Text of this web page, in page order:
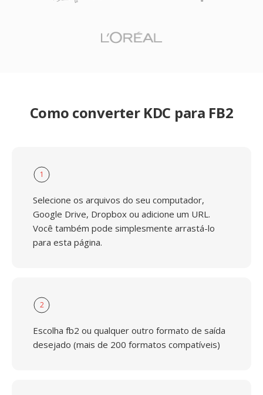
Como converter KDC para FB2
1
Selecione os arquivos do seu computador,
Google Drive, Dropbox ou adicione um URL.
Você também pode simplesmente arrastá-lo
para esta página.
2
Escolha fb2 ou qualquer outro formato de saída
desejado (mais de 200 formatos compatíveis)